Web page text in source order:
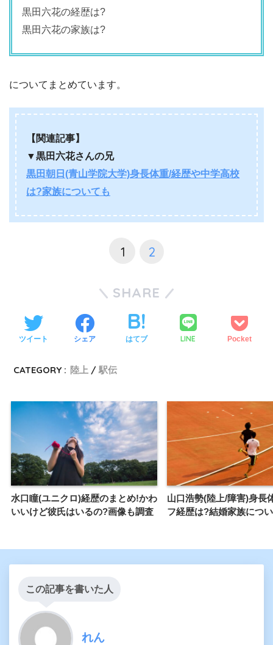
黒田六花の経歴は?
黒田六花の家族は?
についてまとめています。
【関連記事】
▼黒田六花さんの兄
黒田朝日(青山学院大学)身長体重/経歴や中学高校
は?家族についても
1 2
SHARE
ツイート シェア はてブ LINE Pocket
CATEGORY : 陸上 駅伝
水口瞳(ユニクロ)経歴のまとめ!かわ
いいけど彼氏はいるの?画像も調査
山口浩勢(陸上/障害)身長
フ経歴は?結婚家族につ
この記事を書いた人
れん